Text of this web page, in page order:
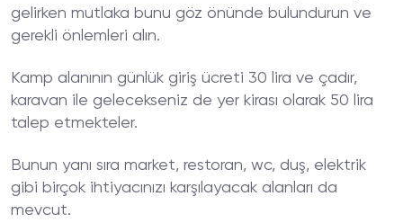
gelirken mutlaka bunu göz önünde bulundurun ve
gerekli önlemleri alın.
Kamp alanının günlük giriş ücreti 30 lira ve çadır,
karavan ile gelecekseniz de yer kirası olarak 50 lira
talep etmekteler.
Bunun yanı sıra market, restoran, wc, duş, elektrik
gibi birçok ihtiyacınızı karşılayacak alanları da
mevcut.